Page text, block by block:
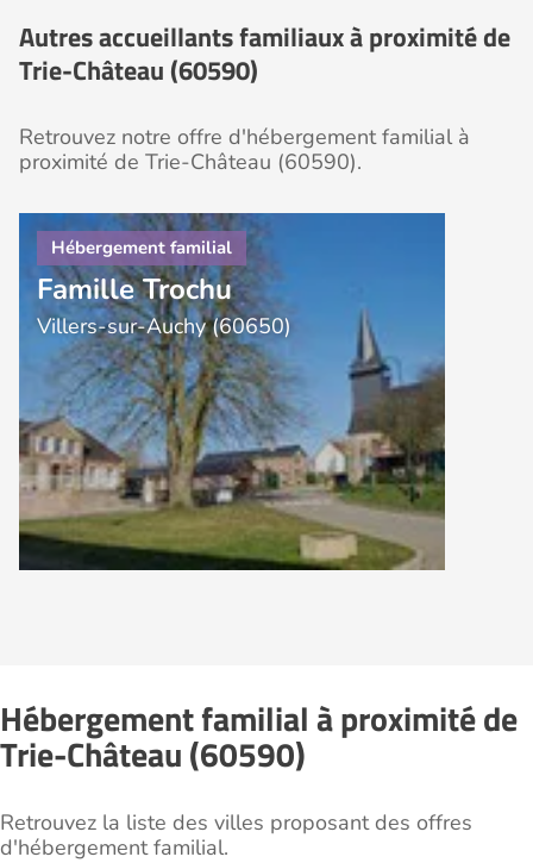
Autres accueillants familiaux à proximité de
Trie-Château (60590)
Retrouvez notre offre d'hébergement familial à
proximité de Trie-Château (60590).
Famille Trochu
Villers-sur-Auchy (60650)
Hébergement familial à proximité de
Trie-Château (60590)
Retrouvez la liste des villes proposant des offres
d'hébergement familial.